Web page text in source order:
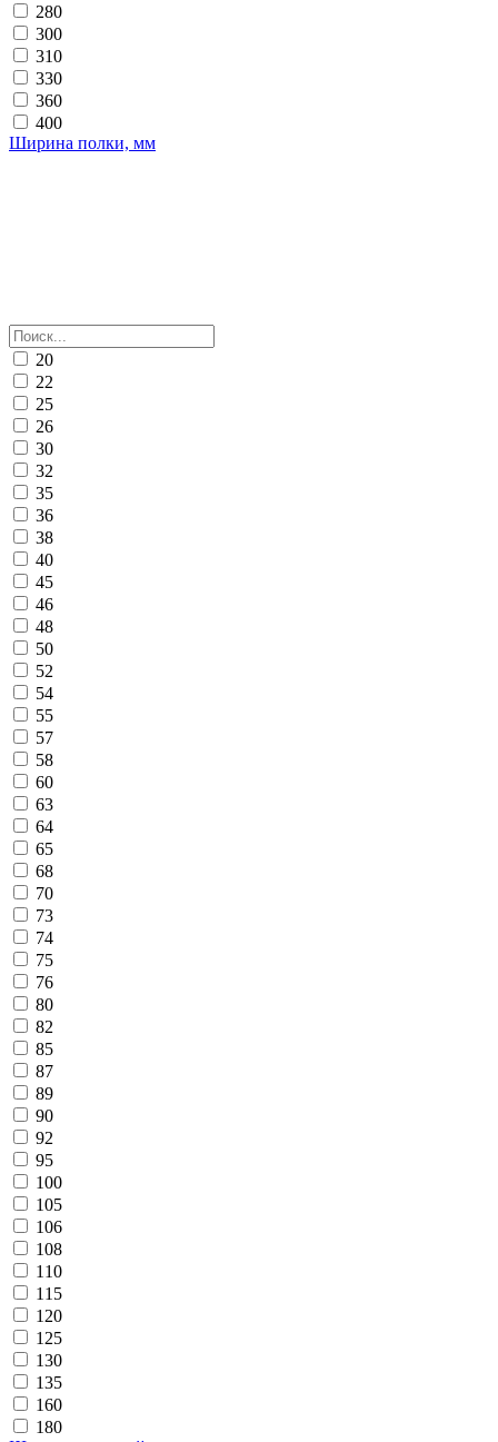
280
300
310
330
360
400
Ширина полки, мм
20
22
25
26
30
32
35
36
38
40
45
46
48
50
52
54
55
57
58
60
63
64
65
68
70
73
74
75
76
80
82
85
87
89
90
92
95
100
105
106
108
110
115
120
125
130
135
160
180